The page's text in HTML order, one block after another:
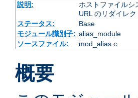
説明:
ホストファイルシ
URL のリダイレ
ステータス:
Base
モジュール識別子: alias_module
ソースファイル:
mod_alias.c
概要